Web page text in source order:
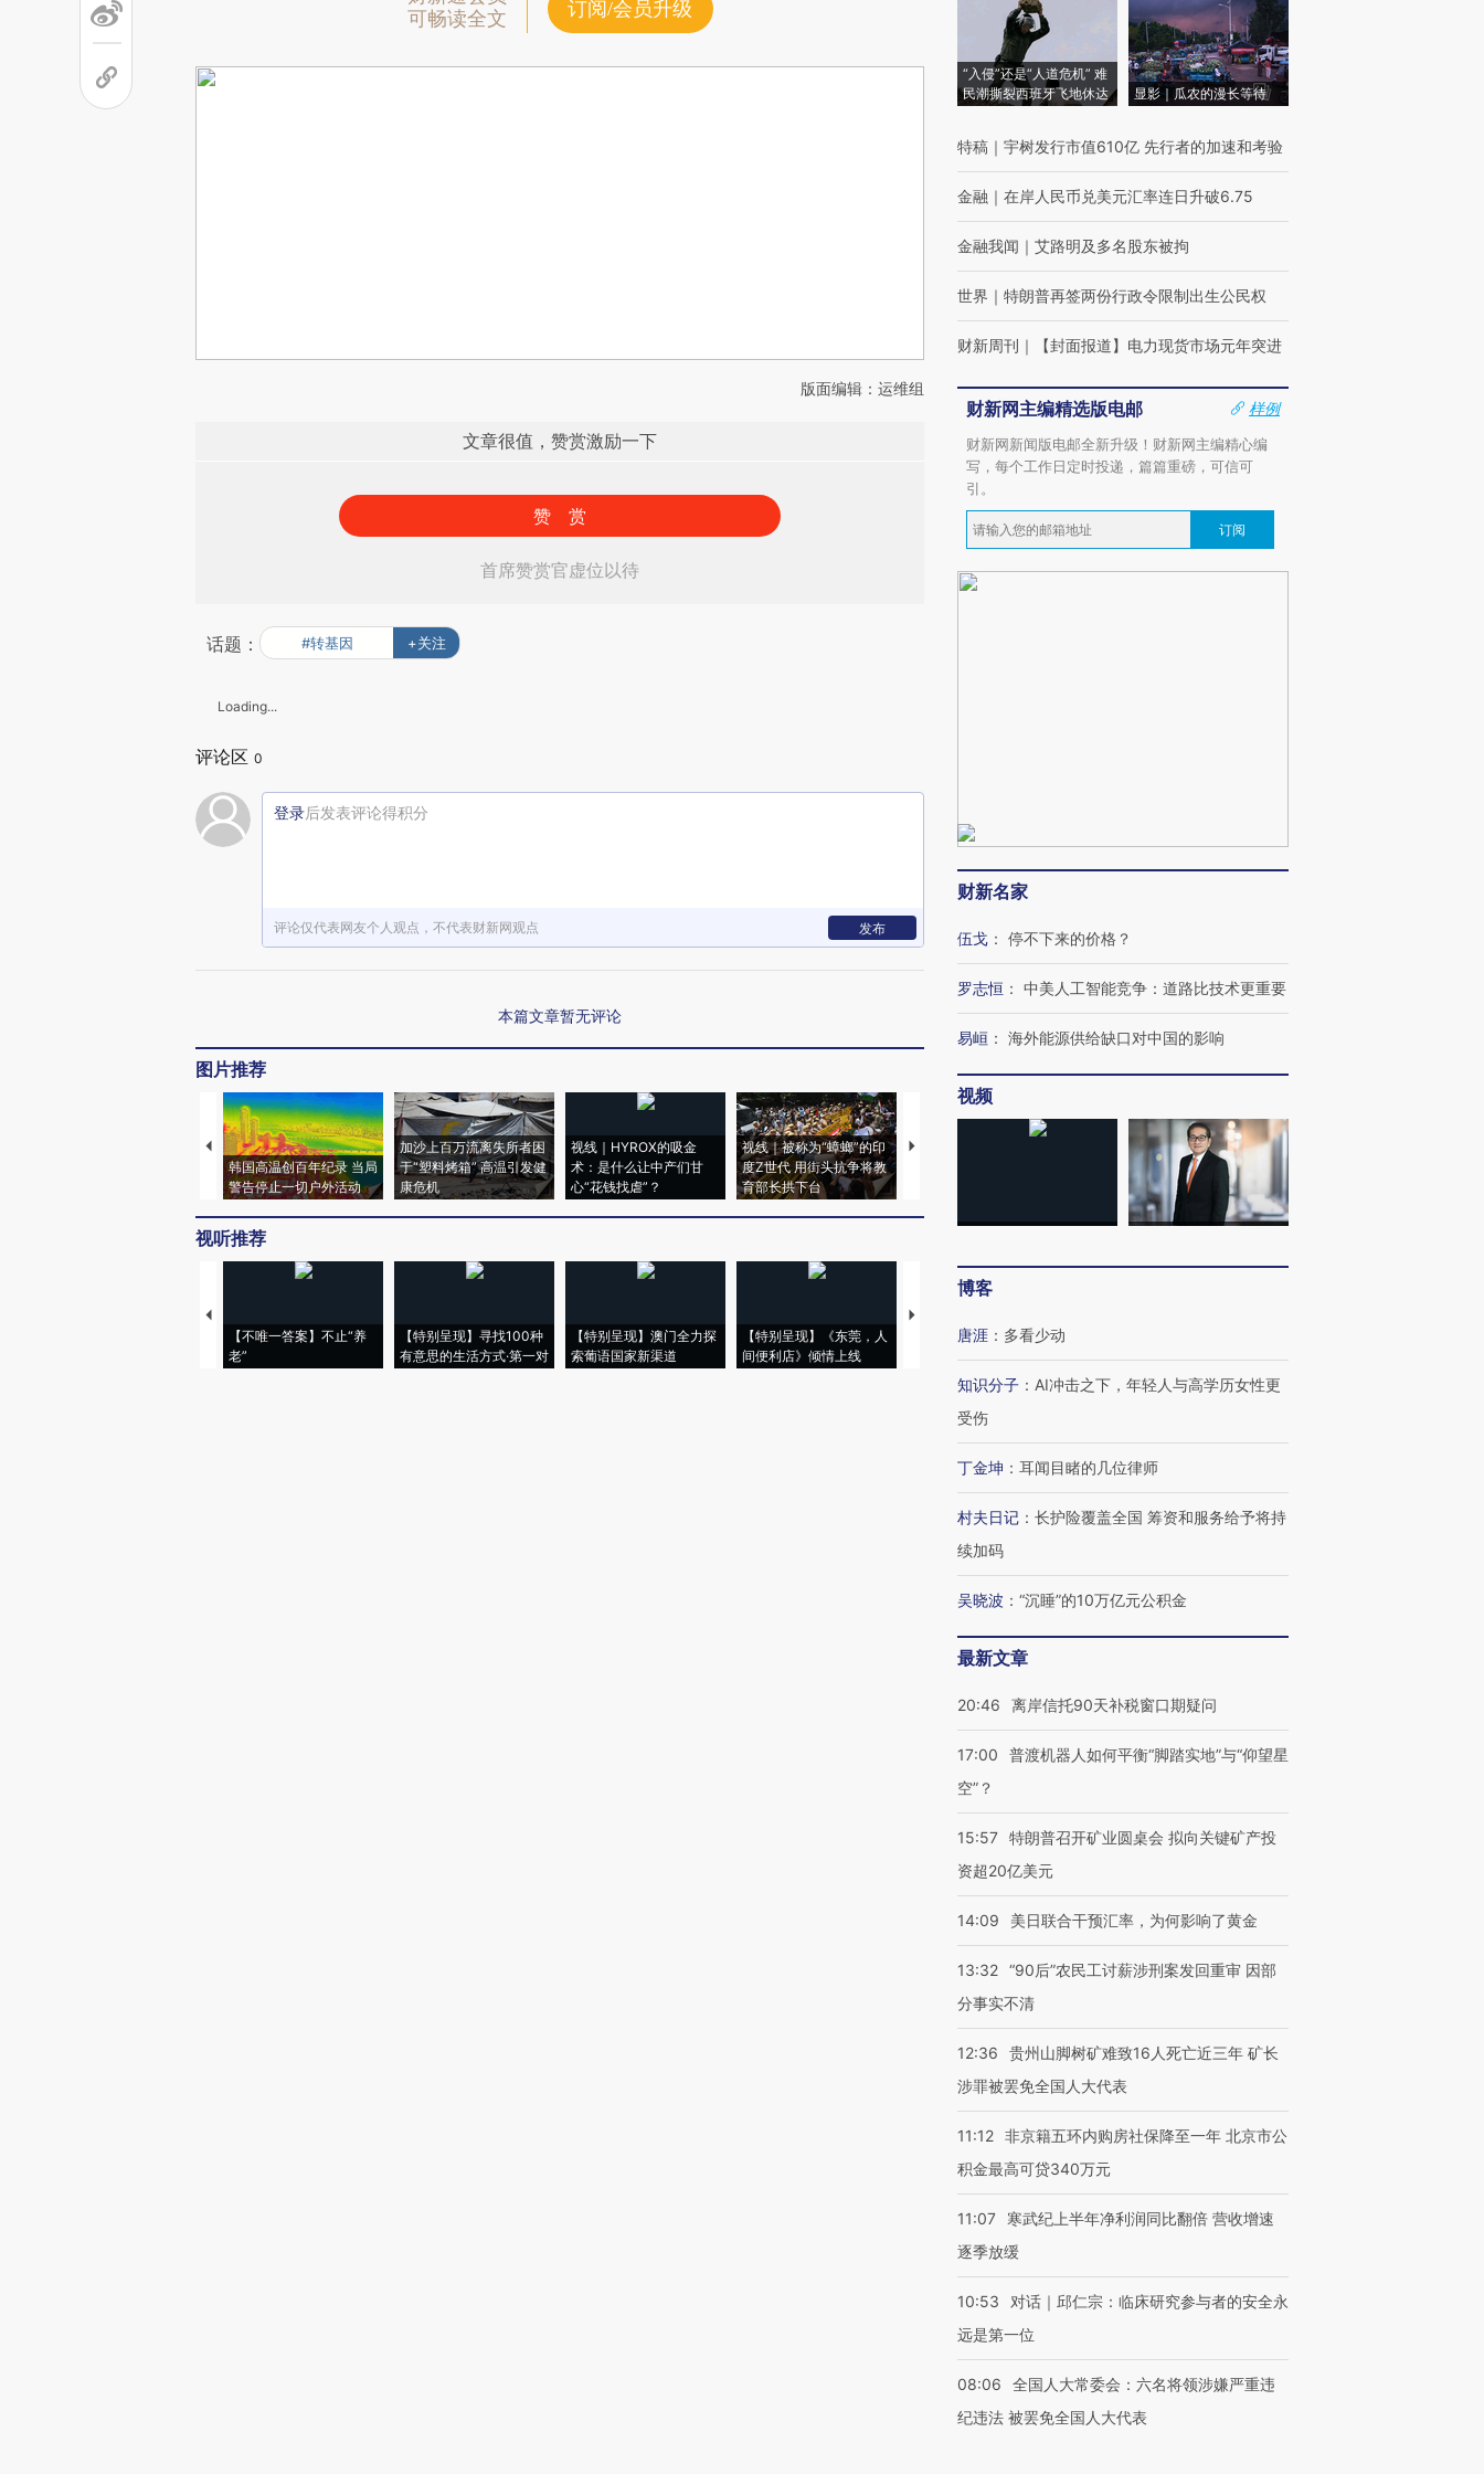
可畅读全文
订阅/会员升级
版面编辑：运维组
文章很值，赞赏激励一下
赞 赏
首席赞赏官虚位以待
话题： #转基因 +关注
Loading...
评论区 0
登录后发表评论得积分
评论仅代表网友个人观点，不代表财新网观点 发布
本篇文章暂无评论
图片推荐
韩国高温创百年纪录 当局
警告停止一切户外活动
加沙上百万流离失所者困
于“塑料烤箱” 高温引发健
康危机
视线｜HYROX的吸金
术：是什么让中产们甘
心“花钱找虐”？
视线｜被称为“蟑螂”的印
度Z世代 用街头抗争将教
育部长拱下台
视线｜“入侵”还是“人道危
湖北宜昌局部短时降雨
128毫米 紧急转移近
哈尔滨遭遇短时极端强降
视听推荐
【不唯一答案】不止“养
老”
【特别呈现】寻找100种
有意思的生活方式·第一对
【特别呈现】澳门全力探
索葡语国家新渠道
【特别呈现】《东莞，人
间便利店》倾情上线
【推广】走进第四届链博
会，让数智科技“链”接产
有意思的生活方式·第三对
住三大增长引擎是什么？
“入侵”还是“人道危机” 难
民潮撕裂西班牙飞地休达
显影｜瓜农的漫长等待
特稿 ｜ 宇树发行市值610亿 先行者的加速和考验
金融 ｜ 在岸人民币兑美元汇率连日升破6.75
金融我闻 ｜ 艾路明及多名股东被拘
世界 ｜ 特朗普再签两份行政令限制出生公民权
财新周刊 ｜ 【封面报道】电力现货市场元年突进
财新网主编精选版电邮
样例
财新网新闻版电邮全新升级！财新网主编精心编
写，每个工作日定时投递，篇篇重磅，可信可
引。
订阅
财新名家
伍戈 ： 停不下来的价格？
罗志恒 ： 中美人工智能竞争：道路比技术更重要
易峘 ： 海外能源供给缺口对中国的影响
视频
博客
唐涯 ： 多看少动
知识分子 ： AI冲击之下，年轻人与高学历女性更
受伤
丁金坤 ： 耳闻目睹的几位律师
村夫日记 ： 长护险覆盖全国 筹资和服务给予将持
续加码
吴晓波 ： “沉睡”的10万亿元公积金
最新文章
20:46 离岸信托90天补税窗口期疑问
17:00
普渡机器人如何平衡“脚踏实地”与“仰望星
空”？
15:57 特朗普召开矿业圆桌会 拟向关键矿产投
资超20亿美元
14:09 美日联合干预汇率，为何影响了黄金
13:32 “90后”农民工讨薪涉刑案发回重审 因部
分事实不清
12:36
贵州山脚树矿难致16人死亡近三年 矿长
涉罪被罢免全国人大代表
11:12 非京籍五环内购房社保降至一年 北京市公
积金最高可贷340万元
11:07
寒武纪上半年净利润同比翻倍 营收增速
逐季放缓
10:53
对话｜邱仁宗：临床研究参与者的安全永
远是第一位
08:06
全国人大常委会：六名将领涉嫌严重违
纪违法 被罢免全国人大代表